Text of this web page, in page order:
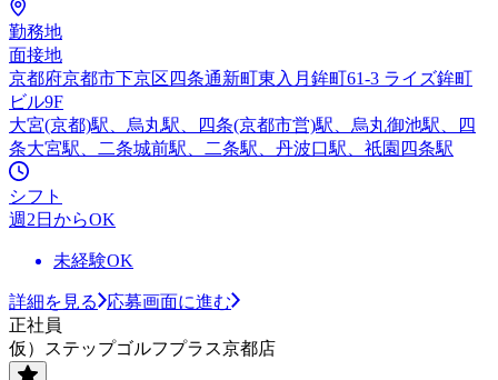
勤務地
面接地
京都府京都市下京区四条通新町東入月鉾町61-3 ライズ鉾町
ビル9F
大宮(京都)駅、烏丸駅、四条(京都市営)駅、烏丸御池駅、四
条大宮駅、二条城前駅、二条駅、丹波口駅、祇園四条駅
シフト
週2日からOK
未経験OK
詳細を見る
応募画面に進む
正社員
仮）ステップゴルフプラス京都店